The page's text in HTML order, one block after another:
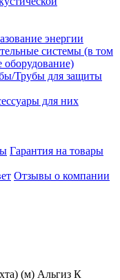
энергии
системы (в том
оборудование)
Трубы для защиты
для них
Гарантия на товары
Отзывы о компании
(м) Альгиз К